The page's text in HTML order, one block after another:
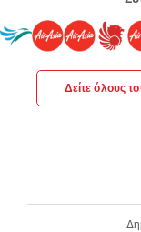
Δείτε όλους